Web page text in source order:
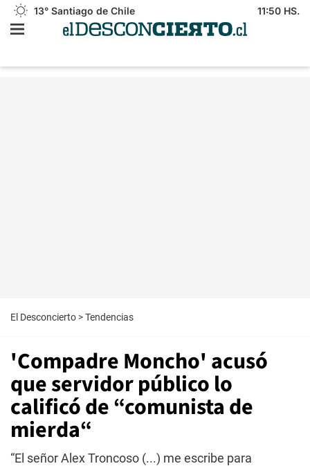
13° Santiago de Chile 11:50 HS.
El Desconcierto >Tendencias
'Compadre Moncho' acusó
que servidor público lo
calificó de “comunista de
mierda“
“El señor Alex Troncoso (...) me escribe para